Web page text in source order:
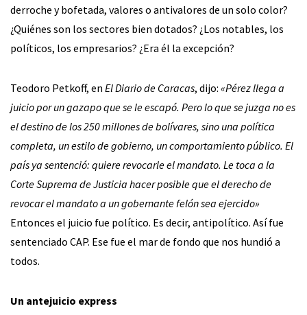
derroche y bofetada, valores o antivalores de un solo color?
¿Quiénes son los sectores bien dotados? ¿Los notables, los
políticos, los empresarios? ¿Era él la excepción?
Teodoro Petkoff, en El Diario de Caracas, dijo: «Pérez llega a
juicio por un gazapo que se le escapó. Pero lo que se juzga no es
el destino de los 250 millones de bolívares, sino una política
completa, un estilo de gobierno, un comportamiento público. El
país ya sentenció: quiere revocarle el mandato. Le toca a la
Corte Suprema de Justicia hacer posible que el derecho de
revocar el mandato a un gobernante felón sea ejercido»
Entonces el juicio fue político. Es decir, antipolítico. Así fue
sentenciado CAP. Ese fue el mar de fondo que nos hundió a
todos.
Un antejuicio express